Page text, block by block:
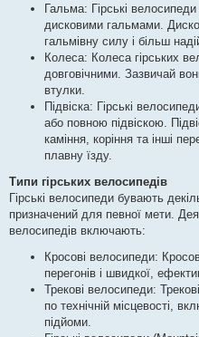
Гальма: Гірські
дисковими гальмами.
гальмівну силу і більш
Колеса: Колеса гірських
довговічними. Зазвичай
втулки.
Підвіска: Гірські
або повною підвіскою.
каміння, коріння та інші
плавну їзду.
Типи гірських велосипедів
Гірські велосипеди бувають
призначений для певної мети.
велосипедів включають:
Кросові велосипеди:
перегонів і швидкої,
Трекові велосипеди:
по технічній місцевості,
підйоми.